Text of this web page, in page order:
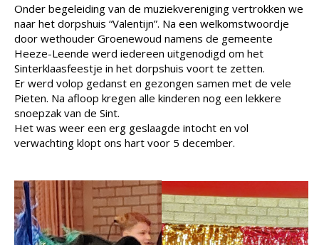
Onder begeleiding van de muziekvereniging vertrokken we
naar het dorpshuis “Valentijn”. Na een welkomstwoordje
door wethouder Groenewoud namens de gemeente
Heeze-Leende werd iedereen uitgenodigd om het
Sinterklaasfeestje in het dorpshuis voort te zetten.
Er werd volop gedanst en gezongen samen met de vele
Pieten. Na afloop kregen alle kinderen nog een lekkere
snoepzak van de Sint.
Het was weer een erg geslaagde intocht en vol
verwachting klopt ons hart voor 5 december.